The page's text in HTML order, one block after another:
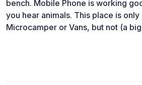
bench. Mobile Phone is working
you hear animals. This place is
Microcamper or Vans, but not (a